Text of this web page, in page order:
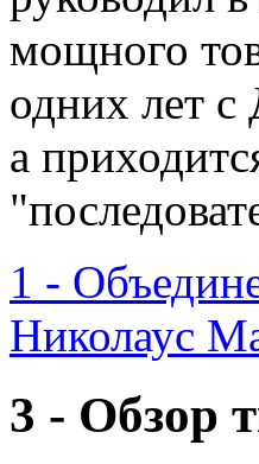
мощного
одних лет с
а
1 -
Николаус
3 - Обзор